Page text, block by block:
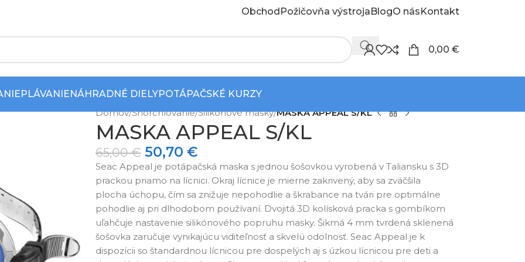
ObchodPožičovňa výstrojaBlogO násKontakt
0,00 €
PLÁVANIENÁHRADNÉ DIELYPOTÁPAČSKÉ KURZY
Domov/Šnorchlovanie/Silikónové masky/MASKA APPEAL S/KL
MASKA APPEAL S/KL
65,00€ 50,70 €
Seac Appeal je potápačská maska ​​s jednou šošovkou vyrobená v Taliansku s 3D
prackou priamo na lícnici. Okraj lícnice je mierne zakrivený, aby sa zväčšila
plocha úchopu, čím sa znižuje nepohodlie a škrabance na tvári pre optimálne
pohodlie aj pri dlhodobom používaní. Dvojitá 3D kolísková pracka s gombíkom
uľahčuje nastavenie silikónového popruhu masky. Šikmá 4 mm tvrdená sklenená
šošovka zaručuje vynikajúcu viditeľnosť a skvelú odolnosť. Seac Appeal je k
dispozícii so štandardnou lícnicou pre dospelých aj s úzkou lícnicou pre deti a